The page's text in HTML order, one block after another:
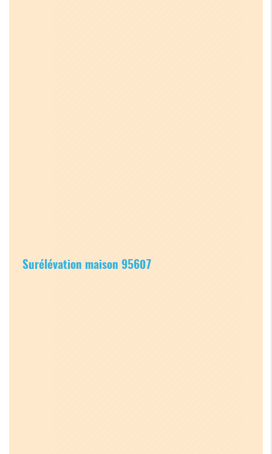
Surélévation maison 95607